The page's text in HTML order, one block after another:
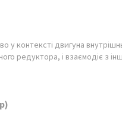
у контексті двигуна
редуктора, і взаємодіє з